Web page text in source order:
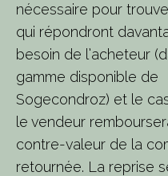
nécessaire pour
qui répondront
besoin de l’acheteur
gamme disponible de
Sogecondroz) et le
le vendeur
contre-valeur de la
retournée. La reprise